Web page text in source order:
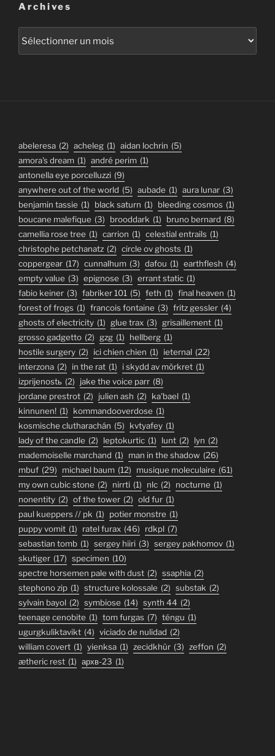
Archives
abeleresa (2) acheleg (1) aidan lochrin (5)
amora's dream (1) andré perim (1)
antonella eye porcelluzzi (9)
anywhere out of the world (5) aubade (1) aura lunar (3)
benjamin tassie (1) black saturn (1) bleeding cosmos (1)
boucane malefique (3) brooddark (1) bruno bernard (8)
camellia rose tree (1) carrion (1) celestial entrails (1)
christophe petchanatz (2) circle ov ghosts (1)
coppergear (17) cunnalhum (3) dafou (1) earthflesh (4)
empty value (3) epignose (3) errant static (1)
fabio keiner (3) fabriker 101 (5) feth (1) final heaven (1)
forest of frogs (1) francois fontaine (3) fritz gessler (4)
ghosts of electricity (1) glue trax (3) grisaillement (1)
grosso gadgetto (2) gzg (1) hellberg (1)
hostile surgery (2) ici chien chien (1) ieternal (22)
interzona (2) in the rat (1) i skydd av mörkret (1)
izprijenostь (2) jake the voice parr (8)
jordane prestrot (2) julien ash (2) ka'bael (1)
kinnunen! (1) kommandooverdose (1)
kosmische clutharachán (5) kvtyafey (1)
lady of the candle (2) leptokurtic (1) lunt (2) lyn (2)
mademoiselle marchand (1) man in the shadow (26)
mbuf (29) michael baum (12) musique moleculaire (61)
my own cubic stone (2) nirrti (1) nlc (2) nocturne (1)
nonentity (2) of the tower (2) old fur (1)
paul kueppers // pk (1) potier monstre (1)
puppy vomit (1) ratel furax (46) rdkpl (7)
sebastian tomb (1) sergey hiiri (3) sergey pakhomov (1)
skutiger (17) specimen (10)
spectre horsemen pale with dust (2) ssaphia (2)
stephono zip (1) structure kolossale (2) substak (2)
sylvain bayol (2) symbiose (14) synth 44 (2)
teenage cenobite (1) tom furgas (7) téngu (1)
ugurgkuliktavikt (4) viciado de nulidad (2)
william covert (1) yienksa (1) zecidkhür (3) zeffon (2)
ætheric rest (1) архв-23 (1)